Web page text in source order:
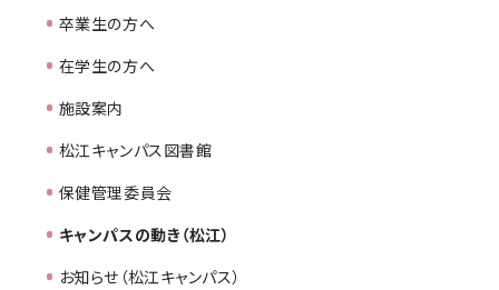
卒業生の方へ
在学生の方へ
施設案内
松江キャンパス図書館
保健管理委員会
キャンパスの動き（松江）
お知らせ（松江キャンパス）